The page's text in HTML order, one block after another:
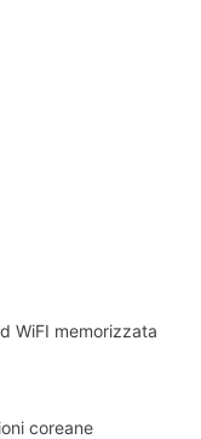
WiFI memorizzata
coreane